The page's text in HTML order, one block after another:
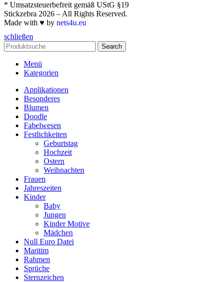
* Umsatzsteuerbefreit gemäß UStG §19
Stickzebra 2026 – All Rights Reserved.
Made with ♥ by nets4u.eu
schließen
Search
Menü
Kategorien
Applikationen
Besonderes
Blumen
Doodle
Fabelwesen
Festlichkeiten
Geburtstag
Hochzeit
Ostern
Weihnachten
Frauen
Jahreszeiten
Kinder
Baby
Jungen
Kinder Motive
Mädchen
Null Euro Datei
Maritim
Rahmen
Sprüche
Sternzeichen